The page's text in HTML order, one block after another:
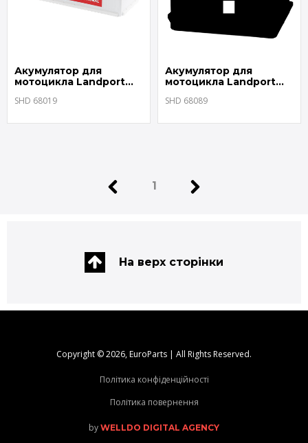
Акумулятор для
мотоцикла Landport
SHD 68019
Акумулятор для
мотоцикла Landport
SHD 68089
1
На верх сторінки
Copyright © 2026, EuroParts | All Rights Reserved.
Політика конфіденційності
Політика повернення
by WELLDO DIGITAL AGENCY